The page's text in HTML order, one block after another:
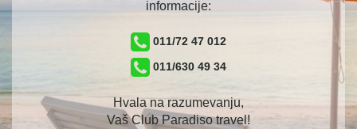
informacije:
011/72 47 012
011/630 49 34
Hvala na razumevanju,
Vaš Club Paradiso travel!